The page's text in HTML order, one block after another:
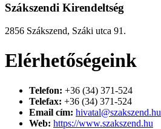
Szákszendi Kirendeltség
2856 Szákszend, Száki utca 91.
Elérhetőségeink
Telefon: +36 (34) 371-524
Telefax: +36 (34) 371-524
Email cím: hivatal@szakszend.hu
Web: https://www.szakszend.hu